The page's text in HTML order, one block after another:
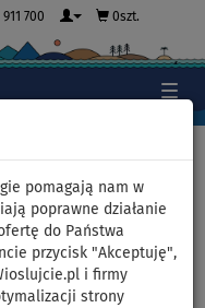
pomagają nam w
poprawne działanie
do Państwa
przycisk "Akceptuję",
i firmy
strony
911 700 0szt.